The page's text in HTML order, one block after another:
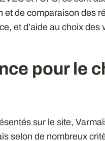
de comparaison des
et d’aide au choix
pour le
sur le site,
selon de nombreux